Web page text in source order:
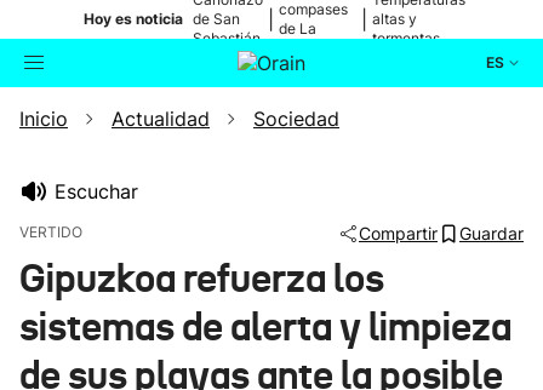
Hoy es noticia de San
Sebastián
compases
de La
altas y
tormentas
ES
Buscador Actualidad
Ikusmiran
Eguraldia
Inicio Actualidad Sociedad
Escuchar
VERTIDO Compartir Guardar
Gipuzkoa refuerza los
sistemas de alerta y limpieza
de sus playas ante la posible